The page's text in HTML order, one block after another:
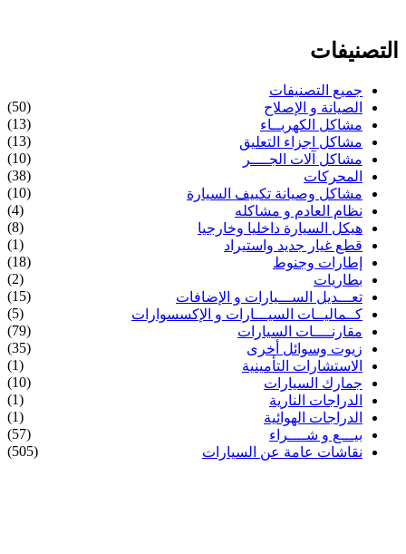
التصنيفات
جميع التصنيفات
الصيانة و الإصلاح
(50)
مشاكل الكهربــاء
(13)
مشاكل اجزاء التعليق
(13)
مشاكل آلات الجــــر
(10)
المحركات
(38)
مشاكل وصيانة تكييف السيارة
(10)
نظام العادم و مشاكله
(4)
هيكل السيارة داخليا وخارجيا
(8)
قطع غيار جديد واستيراد
(1)
إطارات وجنوط
(18)
بطاريات
(2)
تعـــديل الســـيارات و الإضافات
(15)
كــماليــات السيـــارات و الإكسسوارات
(5)
مقارنــــات السيارات
(79)
زيوت وسوائل أخرى
(35)
الاستشارات التأمينية
(1)
جمارك السيارات
(10)
الدراجات النارية
(1)
الدراجات الهوائية
(1)
بيـــع و شــــراء
(57)
نقاشات عامة عن السيارات
(505)